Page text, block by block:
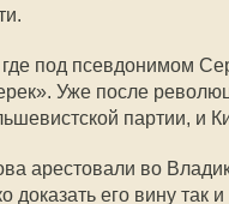
под псевдонимом
Уже после
партии, и
арестовали во
его вину так